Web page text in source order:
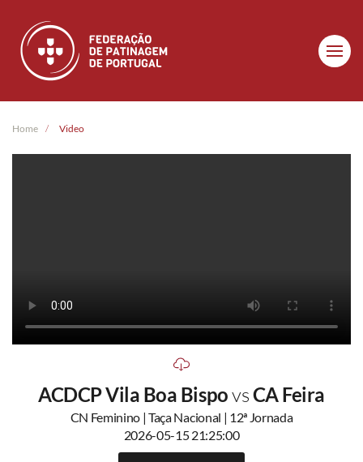
Skip to main content
Home Video
ACDCP Vila Boa BispovsCA Feira
CN Feminino | Taça Nacional | 12ª Jornada
2026-05-15 21:25:00